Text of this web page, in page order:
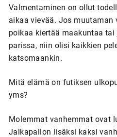
Valmentaminen on ollut
aikaa vievää. Jos muutaman
poikaa kiertää maakuntaa tai
parissa, niin olisi kaikkien
katsomaankin.
Mitä elämä on futiksen
yms?
Molemmat vanhemmat ovat
Jalkapallon lisäksi kaksi